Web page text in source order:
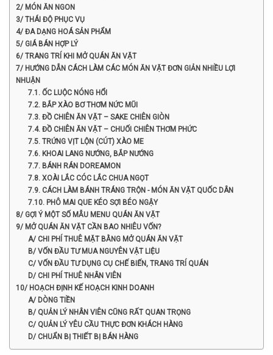
2/ MÓN ĂN NGON
3/ THÁI ĐỘ PHỤC VỤ
4/ ĐA DẠNG HOÁ SẢN PHẨM
5/ GIÁ BÁN HỢP LÝ
6/ TRANG TRÍ KHI MỞ QUÁN ĂN VẶT
7/ HƯỚNG DẪN CÁCH LÀM CÁC MÓN ĂN VẶT ĐƠN GIẢN NHIỀU LỢI
NHUẬN
7.1. ỐC LUỘC NÓNG HỔI
7.2. BẮP XÀO BƠ THƠM NỨC MŨI
7.3. ĐỒ CHIÊN ĂN VẶT – SAKE CHIÊN GIÒN
7.4. ĐỒ CHIÊN ĂN VẶT – CHUỐI CHIÊN THƠM PHỨC
7.5. TRỨNG VỊT LỘN (CÚT) XÀO ME
7.6. KHOAI LANG NƯỚNG, BẮP NƯỚNG
7.7. BÁNH RÁN DOREAMON
7.8. XOÀI LẮC CÓC LẮC CHUA NGỌT
7.9. CÁCH LÀM BÁNH TRÁNG TRỘN - MÓN ĂN VẶT QUỐC DÂN
7.10. PHÔ MAI QUE KÉO SỢI BÉO NGẬY
8/ GỢI Ý MỘT SỐ MẪU MENU QUÁN ĂN VẶT
9/ MỞ QUÁN ĂN VẶT CẦN BAO NHIÊU VỐN?
A/ CHI PHÍ THUÊ MẶT BẰNG MỞ QUÁN ĂN VẶT
B/ VỐN ĐẦU TƯ MUA NGUYÊN VẬT LIỆU
C/ VỐN ĐẦU TƯ DỤNG CỤ CHẾ BIẾN, TRANG TRÍ QUÁN
D/ CHI PHÍ THUÊ NHÂN VIÊN
10/ HOẠCH ĐỊNH KẾ HOẠCH KINH DOANH
A/ DÒNG TIỀN
B/ QUẢN LÝ NHÂN VIÊN CŨNG RẤT QUAN TRỌNG
C/ QUẢN LÝ YÊU CẦU THỰC ĐƠN KHÁCH HÀNG
D/ CHUẨN BỊ THIẾT BỊ BÁN HÀNG